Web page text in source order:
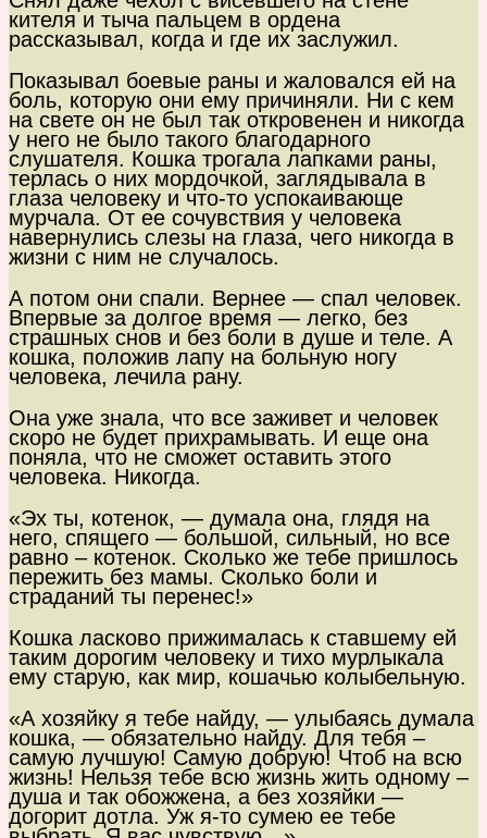
кителя и тыча пальцем в ордена
рассказывал, когда и где их заслужил.
Показывал боевые раны и жаловался ей на
боль, которую они ему причиняли. Ни с кем
на свете он не был так откровенен и никогда
у него не было такого благодарного
слушателя. Кошка трогала лапками раны,
терлась о них мордочкой, заглядывала в
глаза человеку и что-то успокаивающе
мурчала. От ее сочувствия у человека
навернулись слезы на глаза, чего никогда в
жизни с ним не случалось.
А потом они спали. Вернее — спал человек.
Впервые за долгое время — легко, без
страшных снов и без боли в душе и теле. А
кошка, положив лапу на больную ногу
человека, лечила рану.
Она уже знала, что все заживет и человек
скоро не будет прихрамывать. И еще она
поняла, что не сможет оставить этого
человека. Никогда.
«Эх ты, котенок, — думала она, глядя на
него, спящего — большой, сильный, но все
равно – котенок. Сколько же тебе пришлось
пережить без мамы. Сколько боли и
страданий ты перенес!»
Кошка ласково прижималась к ставшему ей
таким дорогим человеку и тихо мурлыкала
ему старую, как мир, кошачью колыбельную.
«А хозяйку я тебе найду, — улыбаясь думала
кошка, — обязательно найду. Для тебя –
самую лучшую! Самую добрую! Чтоб на всю
жизнь! Нельзя тебе всю жизнь жить одному –
душа и так обожжена, а без хозяйки —
догорит дотла. Уж я-то сумею ее тебе